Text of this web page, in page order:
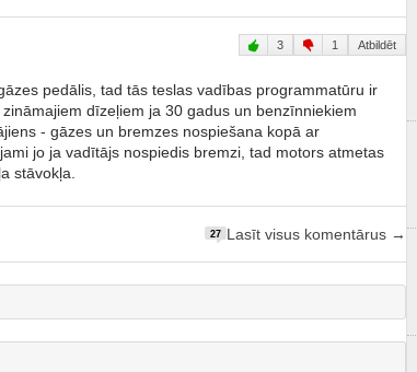
3 1 Atbildēt
pedālis, tad tās teslas vadības programmatūru ir
dīzeļiem ja 30 gadus un benzīnniekiem
- gāzes un bremzes nospiešana kopā ar
jo ja vadītājs nospiedis bremzi, tad motors atmetas
stāvokļa.
27 Lasīt visus komentārus →